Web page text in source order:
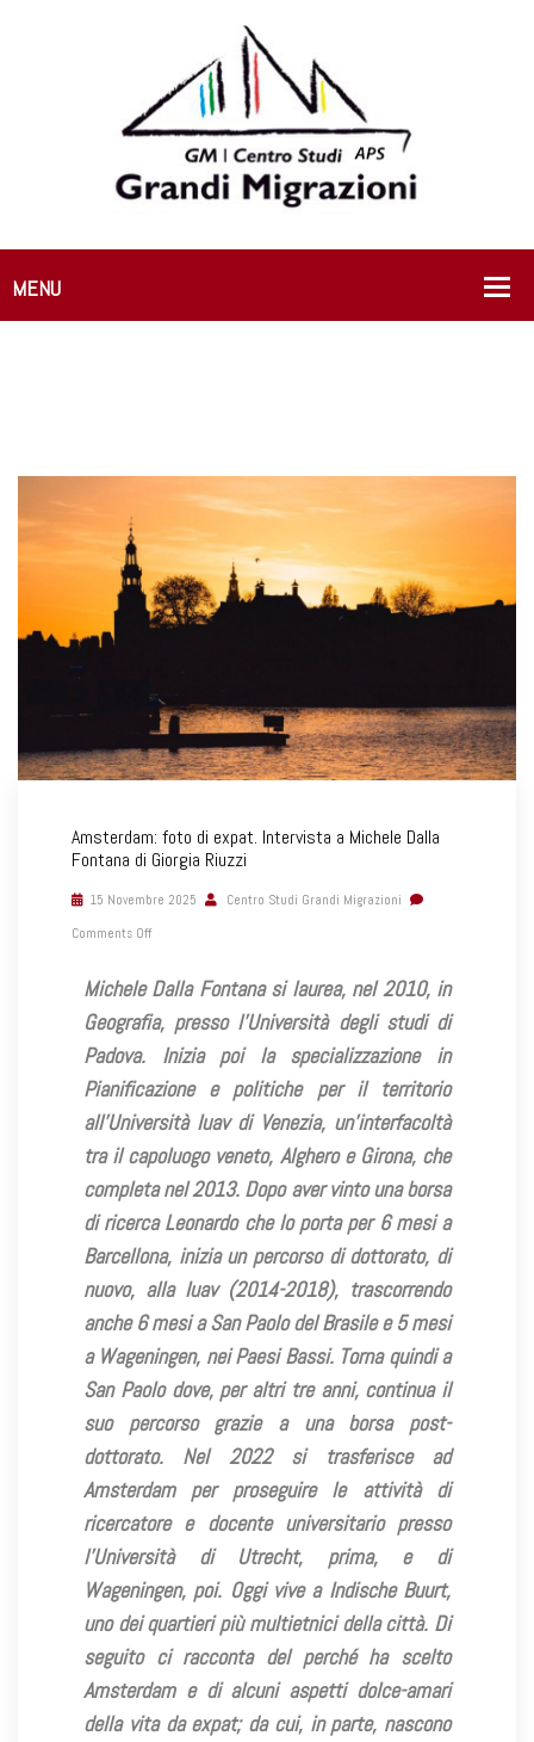
Amsterdam: foto di expat. Intervista a Michele Dalla
Fontana di Giorgia Riuzzi
15 Novembre 2025
Centro Studi Grandi Migrazioni
Comments Off
Michele Dalla Fontana si laurea, nel 2010, in
Geografia, presso l’Università degli studi di
Padova. Inizia poi la specializzazione in
Pianificazione e politiche per il territorio
all’Università Iuav di Venezia, un’interfacoltà
tra il capoluogo veneto, Alghero e Girona, che
completa nel 2013. Dopo aver vinto una borsa
di ricerca Leonardo che lo porta per 6 mesi a
Barcellona, inizia un percorso di dottorato, di
nuovo, alla Iuav (2014-2018), trascorrendo
anche 6 mesi a San Paolo del Brasile e 5 mesi
a Wageningen, nei Paesi Bassi. Torna quindi a
San Paolo dove, per altri tre anni, continua il
suo percorso grazie a una borsa post-
dottorato. Nel 2022 si trasferisce ad
Amsterdam per proseguire le attività di
ricercatore e docente universitario presso
l’Università di Utrecht, prima, e di
Wageningen, poi. Oggi vive a Indische Buurt,
uno dei quartieri più multietnici della città. Di
seguito ci racconta del perché ha scelto
Amsterdam e di alcuni aspetti dolce-amari
della vita da expat; da cui, in parte, nascono